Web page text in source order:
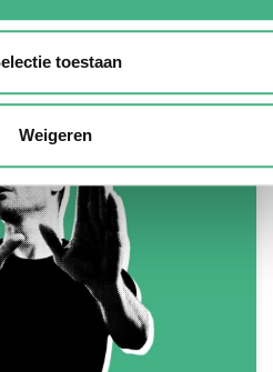
toestaan
Weigeren